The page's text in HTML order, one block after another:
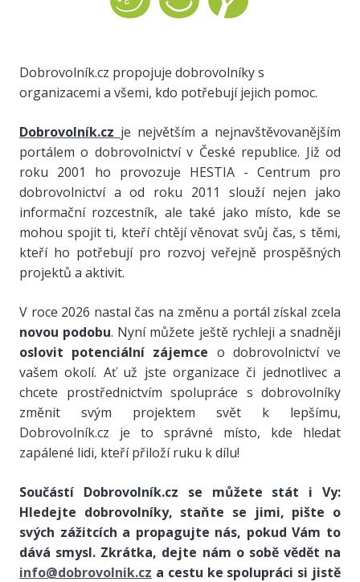
Dobrovolník.cz propojuje dobrovolníky s
organizacemi a všemi, kdo potřebují jejich pomoc.
Dobrovolník.cz je největším a nejnavštěvovanějším
portálem o dobrovolnictví v České republice. Již od
roku 2001 ho provozuje HESTIA - Centrum pro
dobrovolnictví a od roku 2011 slouží nejen jako
informační rozcestník, ale také jako místo, kde se
mohou spojit ti, kteří chtějí věnovat svůj čas, s těmi,
kteří ho potřebují pro rozvoj veřejně prospěšných
projektů a aktivit.
V roce 2026 nastal čas na změnu a portál získal zcela
novou podobu. Nyní můžete ještě rychleji a snadněji
oslovit potenciální zájemce o dobrovolnictví ve
vašem okolí. Ať už jste organizace či jednotlivec a
chcete prostřednictvím spolupráce s dobrovolníky
změnit svým projektem svět k lepšímu,
Dobrovolník.cz je to správné místo, kde hledat
zapálené lidi, kteří přiloží ruku k dílu!
Součástí Dobrovolník.cz se můžete stát i Vy:
Hledejte dobrovolníky, staňte se jimi, pište o
svých zážitcích a propagujte nás, pokud Vám to
dává smysl. Zkrátka, dejte nám o sobě vědět na
info@dobrovolnik.cz a cestu ke spolupráci si jistě